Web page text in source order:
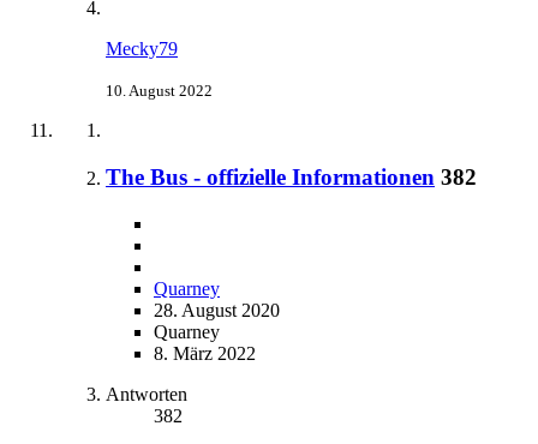
Mecky79
10. August 2022
The Bus - offizielle Informationen 382
Quarney
28. August 2020
Quarney
8. März 2022
Antworten
382